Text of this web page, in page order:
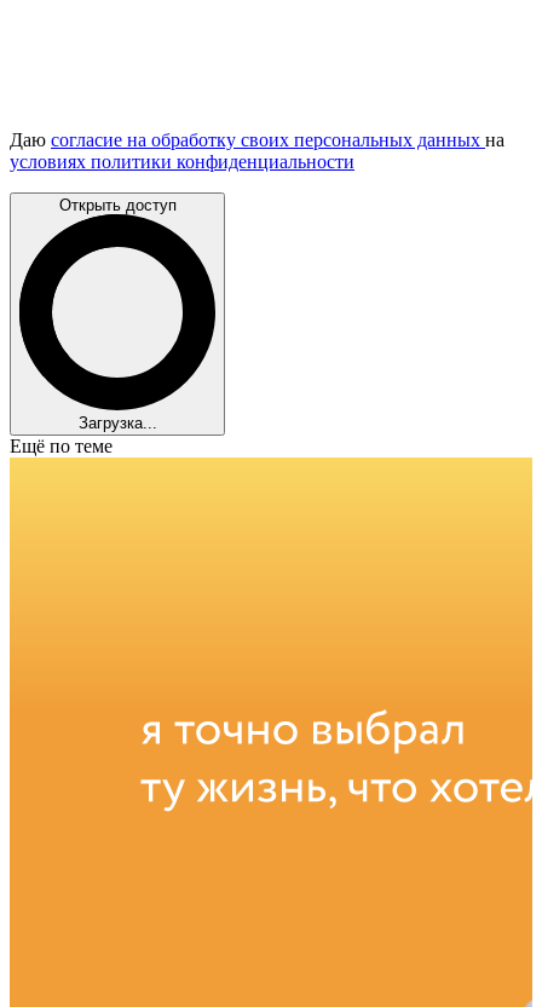
Даю согласие на обработку своих персональных данных на
условиях политики конфиденциальности
Открыть доступ
Загрузка...
Ещё по теме